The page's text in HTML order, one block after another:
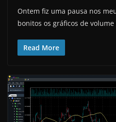
Ontem fiz uma pausa nos
bonitos os gráficos de volume
Read More